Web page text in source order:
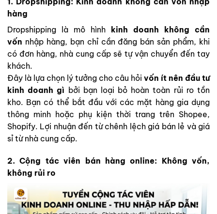
hàng
Dropshipping là mô hình
kinh doanh không cần
vốn nhập hàng, bạn chỉ cần đăng bán sản phẩm, khi
có đơn hàng, nhà cung cấp sẽ tự vận chuyển đến tay
khách.
Đây là lựa chọn lý tưởng cho câu hỏi vốn ít nên đầu tư
kinh doanh gì bởi bạn loại bỏ hoàn toàn rủi ro tồn
kho. Bạn có thể bắt đầu với các mặt hàng gia dụng
thông minh hoặc phụ kiện thời trang trên Shopee,
Shopify. Lợi nhuận đến từ chênh lệch giá bán lẻ và giá
sỉ từ nhà cung cấp.
2. Cộng tác viên bán hàng online: Không vốn,
không rủi ro